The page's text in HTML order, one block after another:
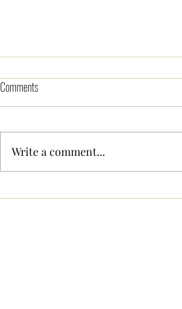
イギリスの教会ってどんなと
Comments
Write a comment...